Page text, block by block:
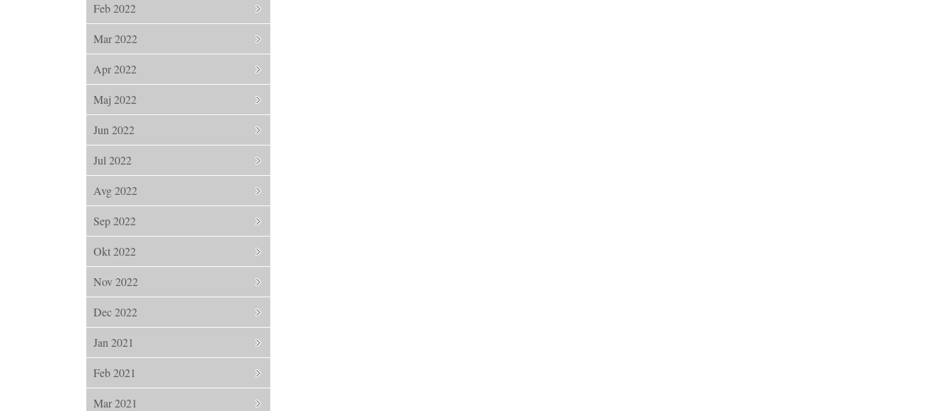
Feb 2022
Mar 2022
Apr 2022
Maj 2022
Jun 2022
Jul 2022
Avg 2022
Sep 2022
Okt 2022
Nov 2022
Dec 2022
Jan 2021
Feb 2021
Mar 2021